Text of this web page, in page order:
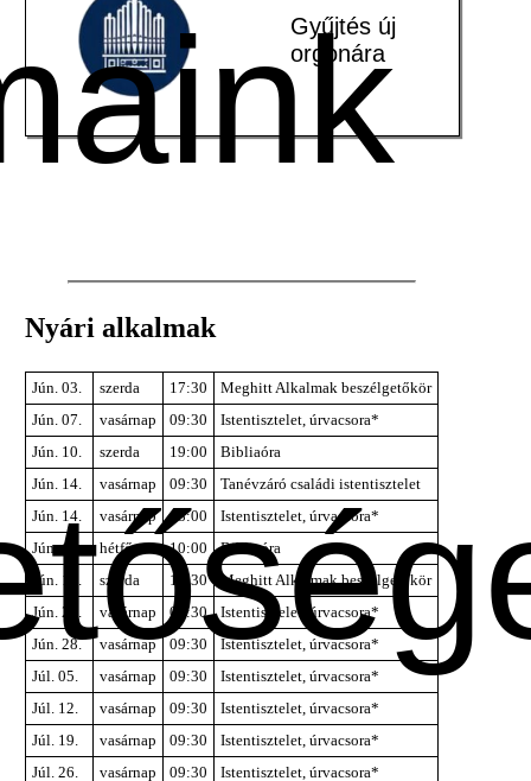
Gyűjtés új
orgonára
Nyári alkalmak
Jún. 03. szerda 17:30
Meghitt Alkalmak beszélgetőkör
Jún. 07.
vasárnap 09:30
Istentisztelet, úrvacsora*
Jún. 10.
szerda 19:00
Bibliaóra
Jún. 14.
vasárnap 09:30
Tanévzáró családi istentisztelet
Jún. 14.
vasárnap 18:00
Istentisztelet, úrvacsora*
Jún. 15.
hétfő 10:00
Bibliaóra
Jún. 17.
szerda 17:30
Meghitt Alkalmak beszélgetőkör
Jún. 21.
vasárnap 09:30
Istentisztelet, úrvacsora*
Jún. 28.
vasárnap 09:30
Istentisztelet, úrvacsora*
Júl. 05.
vasárnap 09:30
Istentisztelet, úrvacsora*
Júl. 12.
vasárnap 09:30
Istentisztelet, úrvacsora*
Júl. 19.
vasárnap 09:30
Istentisztelet, úrvacsora*
Júl. 26.
vasárnap 09:30 Istentisztelet, úrvacsora*